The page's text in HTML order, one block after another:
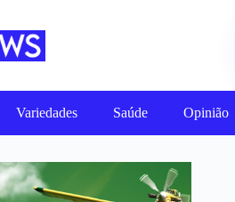
Variedades Saúde Opinião